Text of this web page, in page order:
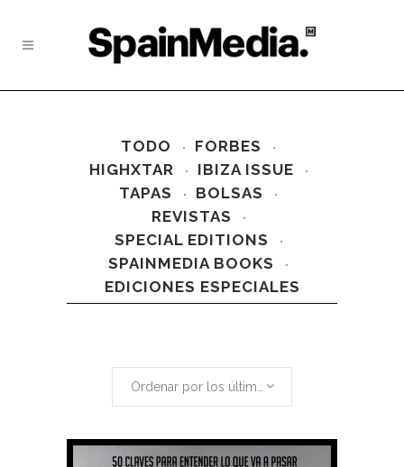
TODO
FORBES
HIGHXTAR
IBIZA ISSUE
TAPAS
BOLSAS
REVISTAS
SPECIAL EDITIONS
SPAINMEDIA BOOKS
EDICIONES ESPECIALES